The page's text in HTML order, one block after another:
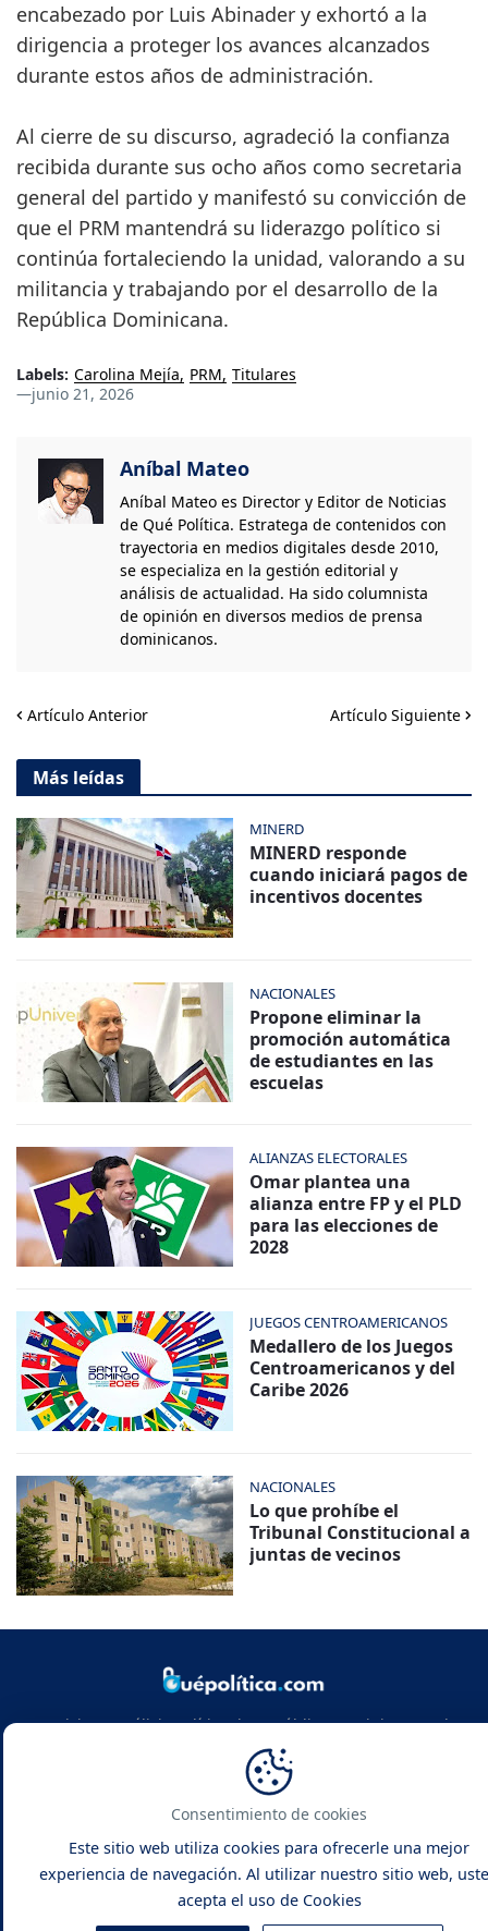
encabezado por Luis Abinader y exhortó a la
dirigencia a proteger los avances alcanzados
durante estos años de administración.
Al cierre de su discurso, agradeció la confianza
recibida durante sus ocho años como secretaria
general del partido y manifestó su convicción de
que el PRM mantendrá su liderazgo político si
continúa fortaleciendo la unidad, valorando a su
militancia y trabajando por el desarrollo de la
República Dominicana.
Labels: Carolina Mejía PRM Titulares
—junio 21, 2026
Aníbal Mateo
Aníbal Mateo es Director y Editor de Noticias
de Qué Política. Estratega de contenidos con
trayectoria en medios digitales desde 2010,
se especializa en la gestión editorial y
análisis de actualidad. Ha sido columnista
de opinión en diversos medios de prensa
dominicanos.
Artículo Anterior Artículo Siguiente
Más leídas
MINERD
MINERD responde
cuando iniciará pagos de
incentivos docentes
NACIONALES
Propone eliminar la
promoción automática
de estudiantes en las
escuelas
ALIANZAS ELECTORALES
Omar plantea una
alianza entre FP y el PLD
para las elecciones de
2028
JUEGOS CENTROAMERICANOS
Medallero de los Juegos
Centroamericanos y del
Caribe 2026
NACIONALES
Lo que prohíbe el
Tribunal Constitucional a
juntas de vecinos
Noticias y análisis político de República Dominicana y el
mundo. Infórmate con rigor, actualidad y las claves de la
política global.
Qué Política - Noticias y Análisis
Consentimiento de cookies
Este sitio web utiliza cookies para ofrecerle una mejor
experiencia de navegación. Al utilizar nuestro sitio web,
acepta el uso de Cookies